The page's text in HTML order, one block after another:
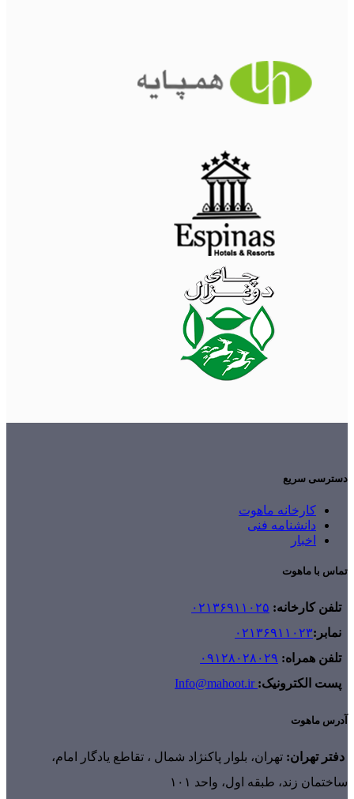
دسترسی سریع
کارخانه ماهوت
دانشنامه فنی
اخبار
تماس با ماهوت
تلفن کارخانه: ۰۲۱۳۶۹۱۱۰۲۵
نمابر:۰۲۱۳۶۹۱۱۰۲۳
تلفن همراه: ۰۹۱۲۸۰۲۸۰۲۹
پست الکترونیک:
آدرس ماهوت
دفتر تهران: تهران، بلوار پاکنژاد شمال ، تقاطع یادگار امام،
ساختمان زند، طبقه اول، واحد ۱۰۱